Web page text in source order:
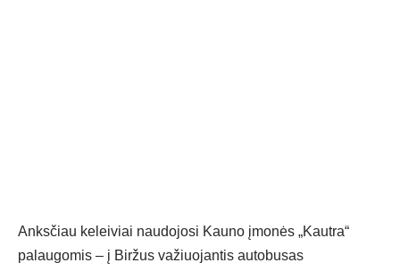
Anksčiau keleiviai naudojosi Kauno įmonės „Kautra“
palaugomis – į Biržus važiuojantis autobusas